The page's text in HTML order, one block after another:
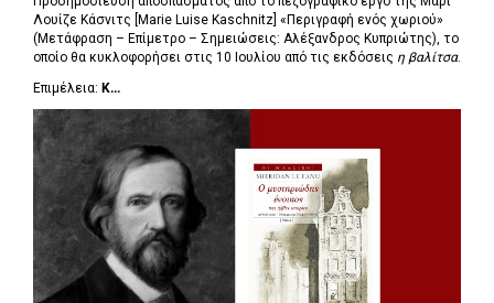
Λουίζε Κάσνιτς [Marie Luise Kaschnitz] «Περιγραφή ενός χωριού»
(Μετάφραση – Επίμετρο – Σημειώσεις: Αλέξανδρος Κυπριώτης), το
οποίο θα κυκλοφορήσει στις 10 Ιουλίου από τις εκδόσεις η βαλίτσα.
Επιμέλεια: Κ...